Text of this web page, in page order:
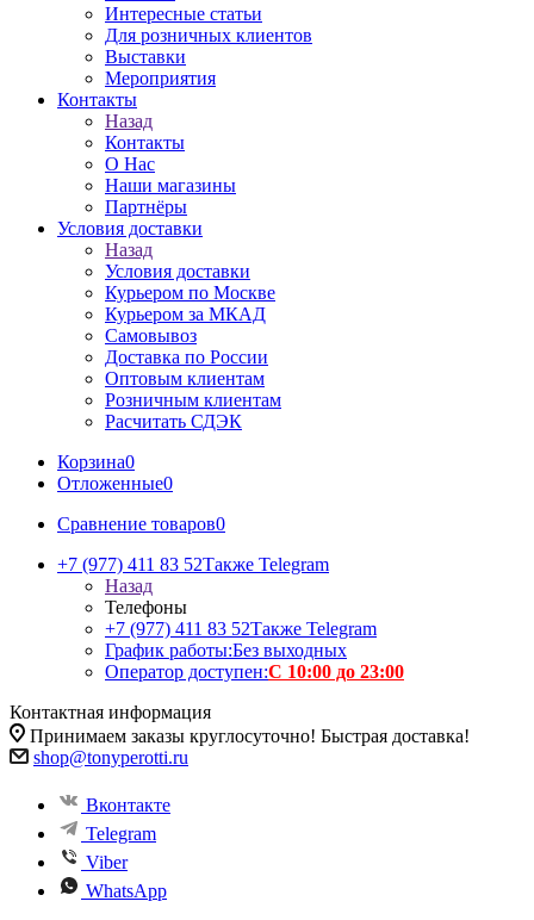
Интересные статьи
Для розничных клиентов
Выставки
Мероприятия
Контакты
Назад
Контакты
О Нас
Наши магазины
Партнёры
Условия доставки
Назад
Условия доставки
Курьером по Москве
Курьером за МКАД
Самовывоз
Доставка по России
Оптовым клиентам
Розничным клиентам
Расчитать СДЭК
Корзина0
Отложенные0
Сравнение товаров0
+7 (977) 411 83 52Также Telegram
Назад
Телефоны
+7 (977) 411 83 52Также Telegram
График работы:Без выходных
Оператор доступен:С 10:00 до 23:00
Контактная информация
Принимаем заказы круглосуточно! Быстрая доставка!
shop@tonyperotti.ru
Вконтакте
Telegram
Viber
WhatsApp